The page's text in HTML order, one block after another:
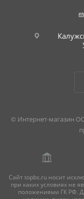
© Интернет-магазин
Сайт topbs.ru носит
при каких условиях не
положениями ГК РФ.